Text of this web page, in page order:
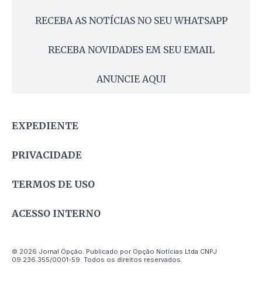
RECEBA AS NOTÍCIAS NO SEU WHATSAPP
RECEBA NOVIDADES EM SEU EMAIL
ANUNCIE AQUI
EXPEDIENTE
PRIVACIDADE
TERMOS DE USO
ACESSO INTERNO
© 2026 Jornal Opção. Publicado por Opção Notícias Ltda CNPJ
09.236.355/0001-59. Todos os direitos reservados.